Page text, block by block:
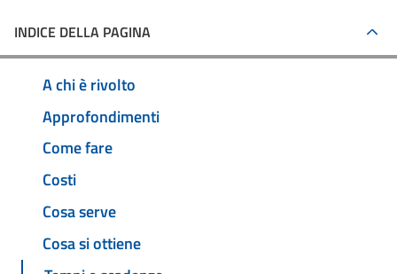
INDICE DELLA PAGINA
A chi è rivolto
Approfondimenti
Come fare
Costi
Cosa serve
Cosa si ottiene